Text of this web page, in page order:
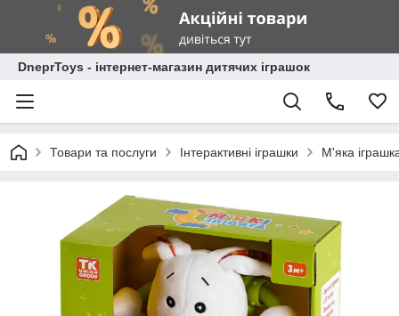
DneprToys - інтернет-магазин дитячих іграшок
Товари та послуги Інтерактивні іграшки М'яка